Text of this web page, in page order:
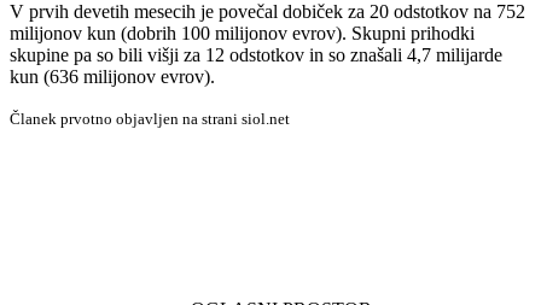
V prvih devetih mesecih je povečal dobiček za 20 odstotkov na 752
milijonov kun (dobrih 100 milijonov evrov). Skupni prihodki
skupine pa so bili višji za 12 odstotkov in so znašali 4,7 milijarde
kun (636 milijonov evrov).
Članek prvotno objavljen na strani siol.net